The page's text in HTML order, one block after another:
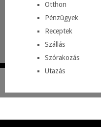
Otthon
Pénzügyek
Receptek
Szállás
Szórakozás
Utazás